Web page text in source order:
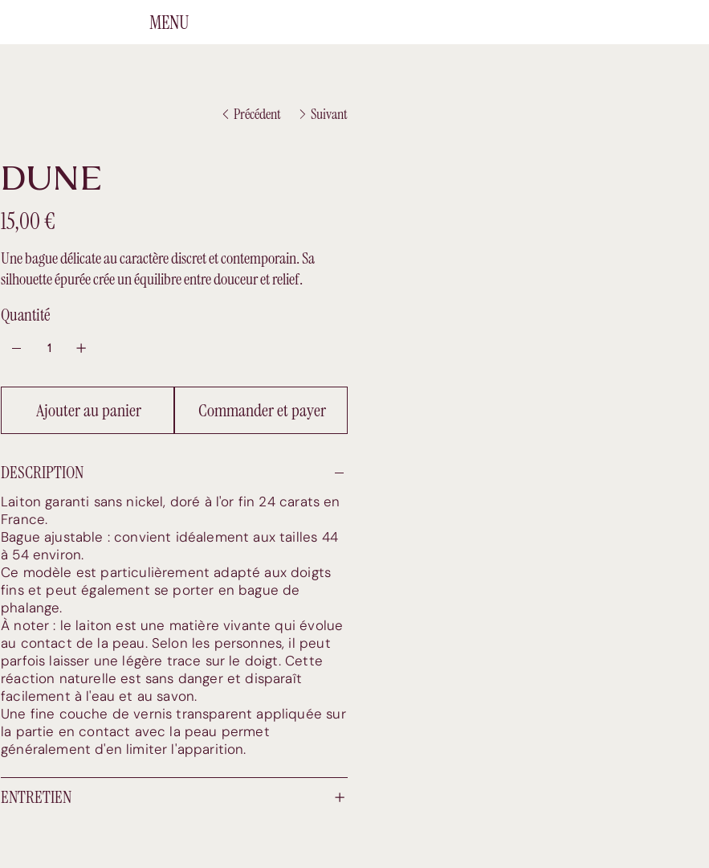
MENU
Précédent Suivant
DUNE
Prix
15,00 €
Une bague délicate au caractère discret et contemporain. Sa
silhouette épurée crée un équilibre entre douceur et relief.
Quantité
Ajouter au panier Commander et payer
DESCRIPTION
Laiton garanti sans nickel, doré à l'or fin 24 carats en
France.
Bague ajustable : convient idéalement aux tailles 44
à 54 environ.
Ce modèle est particulièrement adapté aux doigts
fins et peut également se porter en bague de
phalange.
À noter : le laiton est une matière vivante qui évolue
au contact de la peau. Selon les personnes, il peut
parfois laisser une légère trace sur le doigt. Cette
réaction naturelle est sans danger et disparaît
facilement à l'eau et au savon.
Une fine couche de vernis transparent appliquée sur
la partie en contact avec la peau permet
généralement d'en limiter l'apparition.
ENTRETIEN